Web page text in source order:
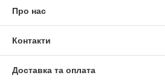
Про нас
Контакти
Доставка та оплата